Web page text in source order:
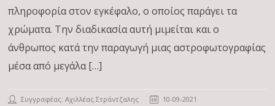
πληροφορία στον εγκέφαλο, ο οποίος παράγει τα
χρώματα. Την διαδικασία αυτή μιμείται και ο
άνθρωπος κατά την παραγωγή μιας αστροφωτογραφίας
μέσα από μεγάλα […]
Συγγραφέας:Αχιλλέας Στράντζαλης
10-09-2021